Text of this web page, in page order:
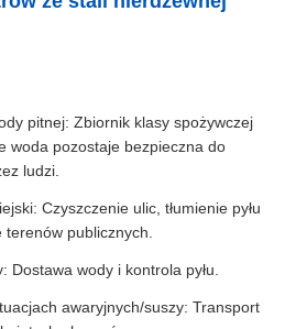
pitnej: Zbiornik klasy spożywczej
woda pozostaje bezpieczna do
ludzi.
Czyszczenie ulic, tłumienie pyłu
terenów publicznych.
Dostawa wody i kontrola pyłu.
awaryjnych/suszy: Transport